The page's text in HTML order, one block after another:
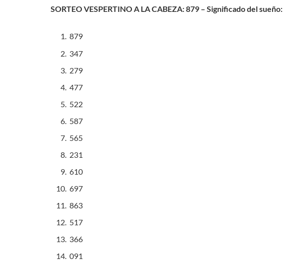
SORTEO VESPERTINO A LA CABEZA: 879 – Significado del sueño:
879
347
279
477
522
587
565
231
610
697
863
517
366
091